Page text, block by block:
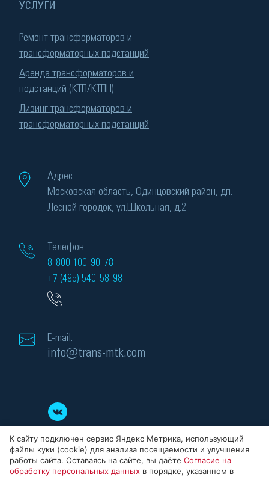
УСЛУГИ
Ремонт трансформаторов и
трансформаторных подстанций
Аренда трансформаторов и
подстанций (КТП/КТПН)
Лизинг трансформаторов и
трансформаторных подстанций
Адрес:
Московская область, Одинцовский район, дп.
Лесной городок, ул.Школьная, д.2
Телефон:
8-800 100-90-78
+7 (495) 540-58-98
E-mail:
info@trans-mtk.com
К сайту подключен сервис Яндекс Метрика, использующий
файлы куки (cookie) для анализа посещаемости и улучшения
работы сайта. Оставаясь на сайте, вы даёте Согласие на
обработку персональных данных в порядке, указанном в